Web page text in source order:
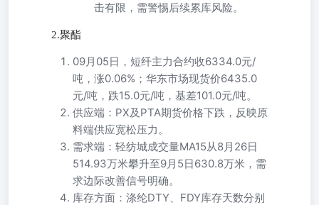
击有限，需警惕后续累库风险。
2.聚酯
09月05日，短纤主力合约收6334.0元/
吨，涨0.06%；华东市场现货价6435.0
元/吨，跌15.0元/吨，基差101.0元/吨。
供应端：PX及PTA期货价格下跌，反映原
料端供应宽松压力。
需求端：轻纺城成交量MA15从8月26日
514.93万米攀升至9月5日630.8万米，需
求边际改善信号明确。
库存方面：涤纶DTY、FDY库存天数分别